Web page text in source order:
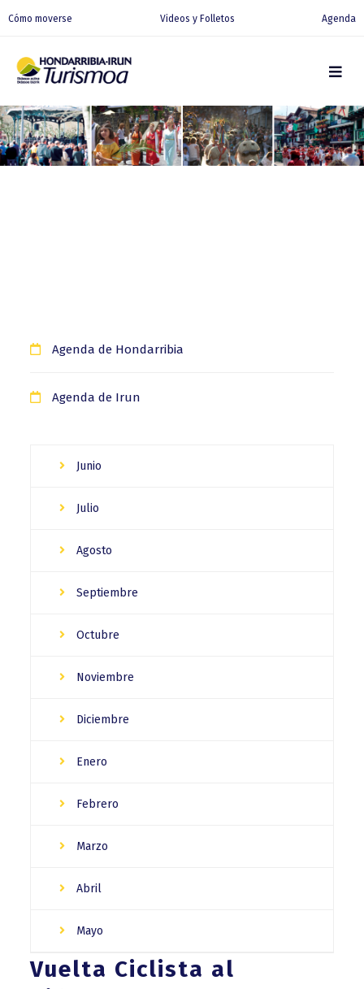
Cómo moverse Videos y Folletos Agenda
Agenda de Hondarribia
Agenda de Irun
Junio
Julio
Agosto
Septiembre
Octubre
Noviembre
Diciembre
Enero
Febrero
Marzo
Abril
Mayo
Vuelta Ciclista al